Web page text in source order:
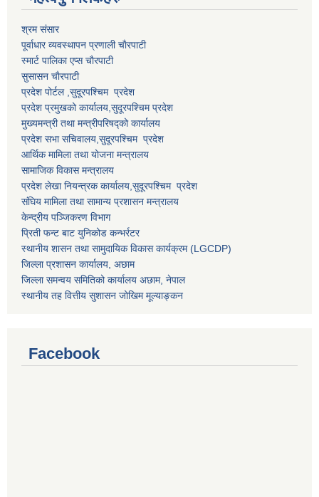
श्रम संसार
पूर्वाधार व्यवस्थापन प्रणाली चाैरपाटी
स्मार्ट पालिका एप्स चाैरपाटी
सुसासन चाैरपाटी
प्रदेश पोर्टल ,सुदूरपश्चिम प्रदेश
प्रदेश प्रमुखको कार्यालय,सुदूरपश्चिमप्रदेश
मुख्यमन्त्री तथा मन्त्रीपरिषद्को कार्यालय
प्रदेश सभा सचिवालय,सुदूरपश्चिम प्रदेश
आर्थिक मामिला तथा योजना मन्त्रालय
सामाजिक विकास मन्त्रालय
प्रदेश लेखा नियन्त्रक कार्यालय,सुदूरपश्चिम प्रदेश
संघिय मामिला तथा सामान्य प्रशासन मन्त्रालय
केन्द्रीय पञ्जिकरण विभाग
प्रिती फन्ट बाट युनिकोड कन्भर्रटर
स्थानीय शासन तथा सामुदायिक विकास कार्यक्रम (LGCDP)
जिल्ला प्रशासन कार्यालय, अछाम
जिल्ला समन्वय समितिको कार्यालय अछाम, नेपाल
स्थानीय तह वित्तीय सुशासन जोखिम मूल्याङ्कन
Facebook